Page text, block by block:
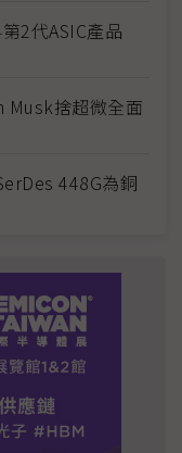
2代ASIC產品
捨超微全面
448G為銅